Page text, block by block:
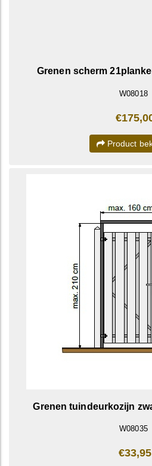
Grenen scherm
W08018
Product
Grenen tuindeurkozijn
W08035
€33,95